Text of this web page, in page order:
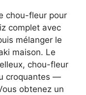
chou-fleur pour
complet avec
mélanger le
maison. Le
chou-fleur
croquantes —
obtenez un